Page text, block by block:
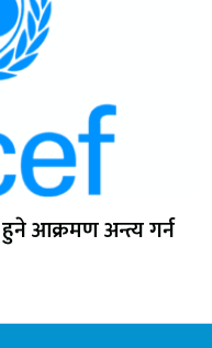
आक्रमण अन्त्य गर्न